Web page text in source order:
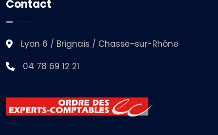
Contact
Lyon 6 / Brignais / Chasse-sur-Rhône
04 78 69 12 21